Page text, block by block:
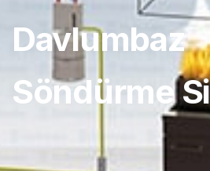
Davlumbaz
Söndürme